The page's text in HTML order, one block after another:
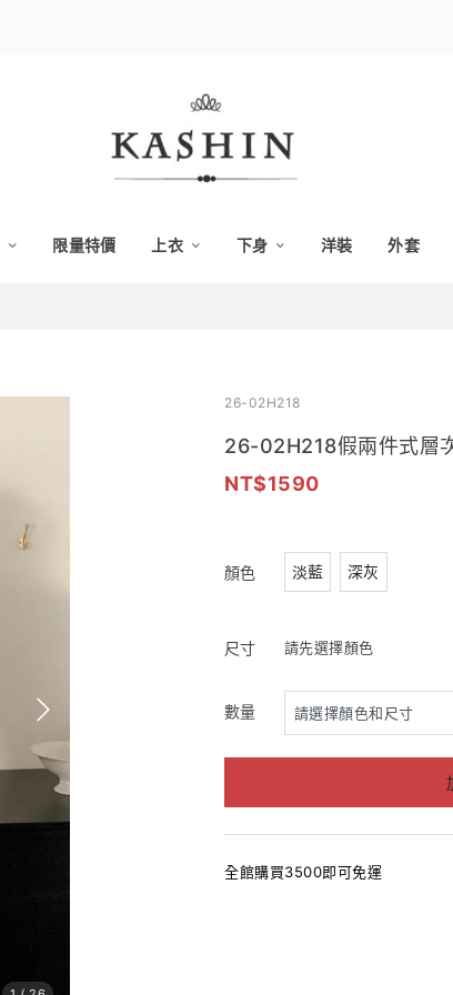
限量特價 上衣 下身 洋裝 外套
26-02H218
26-02H218假兩件式層
1590
顏色 淡藍 深灰
尺寸 請先選擇顏色
數量
全館購買3500即可免運